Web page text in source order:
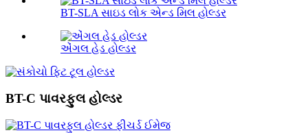
BT-SLA સાઇડ લોક એન્ડ મિલ હોલ્ડર
એંગલ હેડ હોલ્ડર
BT-C પાવરફુલ હોલ્ડર